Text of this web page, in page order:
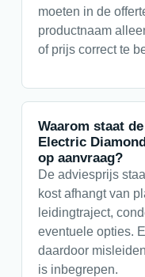
moeten in de
productnaam
of prijs correct te
Waarom staat
Electric
op aanvraag?
De adviesprijs
kost afhangt van
leidingtraject,
eventuele opties.
daardoor
is inbegrepen.